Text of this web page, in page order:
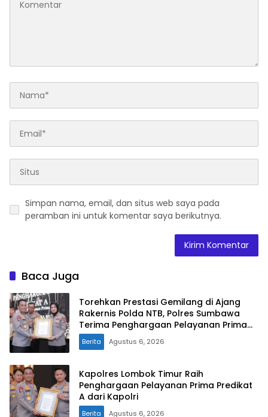
Simpan nama, email, dan situs web saya pada
peramban ini untuk komentar saya berikutnya.
Baca Juga
Torehkan Prestasi Gemilang di Ajang
Rakernis Polda NTB, Polres Sumbawa
Terima Penghargaan Pelayanan Prima
Kapolri
Berita Agustus 6, 2026
Kapolres Lombok Timur Raih
Penghargaan Pelayanan Prima Predikat
A dari Kapolri
Berita Agustus 6, 2026